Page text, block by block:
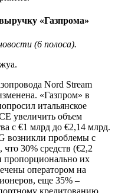
«Газпрома»
(6 полоса).
Nord Stream
«Газпром» в
итальянское
увеличить объем
с €1 млрд до €2,14 млрд.
возникли проблемы с
30% средств (€2,2
пропорционально их
оператором на
еще 35% –
кредитованию.